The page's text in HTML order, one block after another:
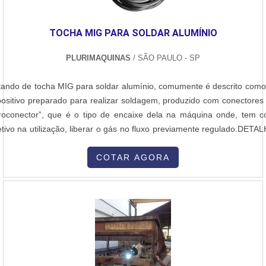
TOCHA MIG PARA SOLDAR ALUMÍNIO
PLURIMAQUINAS / SÃO PAULO - SP
de tocha MIG para soldar alumínio, comumente é descrito
preparado para realizar soldagem, produzido com conectores
que é o tipo de encaixe dela na máquina onde, tem
na utilização, liberar o gás no fluxo previamente
o arame deve começar a correr por dentro da tocha na
e segmentos industriais diversos.O que temos que ter
é que pode ser reconhecido pelos diferenciais que
relação custo benefício, bom desempenho e alta
que somados a outras variáveis compõem vertentes que
benefícios para as empresas.Na empresa existe o que há de
COTAR AGORA